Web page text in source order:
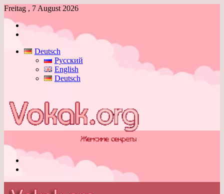
Freitag , 7 August 2026
Anmelden
Deutsch
Русский
English
Deutsch